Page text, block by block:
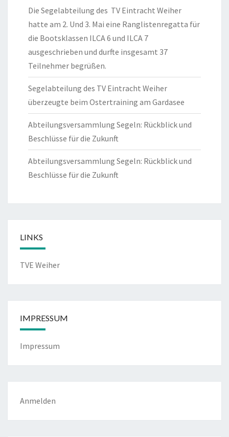
Die Segelabteilung des TV Eintracht Weiher
hatte am 2. Und 3. Mai eine Ranglistenregatta für
die Bootsklassen ILCA 6 und ILCA 7
ausgeschrieben und durfte insgesamt 37
Teilnehmer begrüßen.
Segelabteilung des TV Eintracht Weiher
überzeugte beim Ostertraining am Gardasee
Abteilungsversammlung Segeln: Rückblick und
Beschlüsse für die Zukunft
Abteilungsversammlung Segeln: Rückblick und
Beschlüsse für die Zukunft
LINKS
TVE Weiher
IMPRESSUM
Impressum
Anmelden